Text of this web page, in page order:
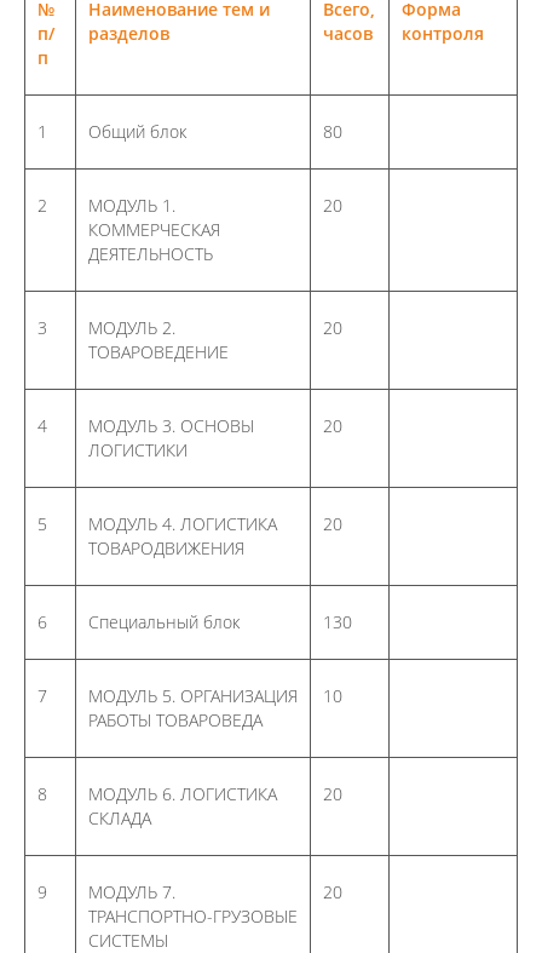
273-ФЗ "Об
образовании в
РФ от 1 июля 2013 г.
организации и
образовательной
деятельности по
Цель обучения:
изысканий для
строительства,
методологии и
методам изучения
№
п/
п
Наименование тем и
разделов
Всего,
часов
Форма
контроля
1 Общий блок 80
2
МОДУЛЬ 1.
КОММЕРЧЕСКАЯ
ДЕЯТЕЛЬНОСТЬ
20
3
МОДУЛЬ 2.
ТОВАРОВЕДЕНИЕ
20
4
МОДУЛЬ 3. ОСНОВЫ
ЛОГИСТИКИ
20
5
МОДУЛЬ 4. ЛОГИСТИКА
ТОВАРОДВИЖЕНИЯ
20
6 Специальный блок 130
7
МОДУЛЬ 5. ОРГАНИЗАЦИЯ
РАБОТЫ ТОВАРОВЕДА
10
8
МОДУЛЬ 6. ЛОГИСТИКА
СКЛАДА
20
9
МОДУЛЬ 7.
ТРАНСПОРТНО-ГРУЗОВЫЕ
СИСТЕМЫ
20